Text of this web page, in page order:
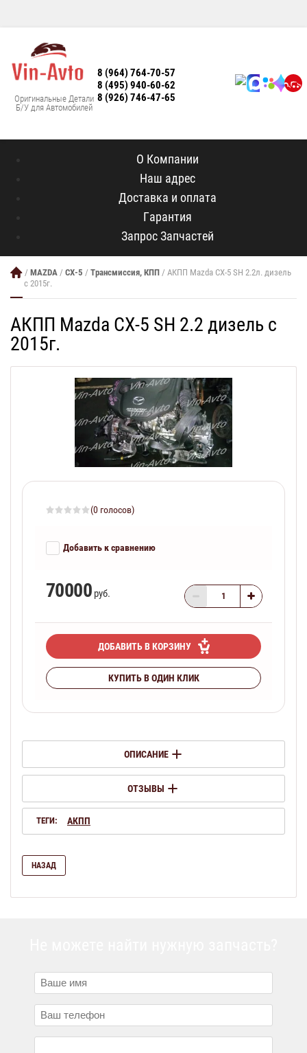
Оригинальные Детали
Б/У для Автомобилей
8 (964) 764-70-57
8 (495) 940-60-62
8 (926) 746-47-65
О Компании
Наш адрес
Доставка и оплата
Гарантия
Запрос Запчастей
/ MAZDA / CX-5 / Трансмиссия, КПП / АКПП Mazda CX-5 SH 2.2л. дизель
с 2015г.
АКПП Mazda CX-5 SH 2.2 дизель с
2015г.
(0 голосов)
Добавить к сравнению
70000 руб.
ДОБАВИТЬ В КОРЗИНУ
КУПИТЬ В ОДИН КЛИК
ОПИСАНИЕ
ОТЗЫВЫ
ТЕГИ: АКПП
НАЗАД